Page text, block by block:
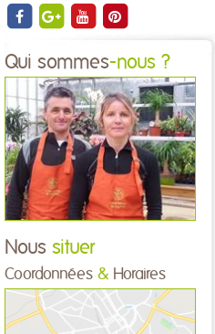
Qui sommes-nous ?
Nous situer
Coordonnées & Horaires